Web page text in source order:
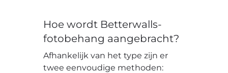
Hoe wordt Betterwalls-
fotobehang aangebracht?
Afhankelijk van het type zijn er
twee eenvoudige methoden: